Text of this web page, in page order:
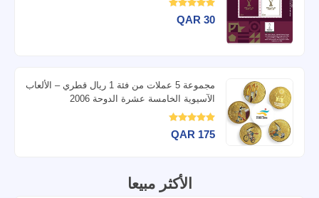
QAR 30
مجموعة 5 عملات من فئة 1 ريال قطري – الألعاب
الآسيوية الخامسة عشرة الدوحة 2006
QAR 175
الأكثر مبيعا